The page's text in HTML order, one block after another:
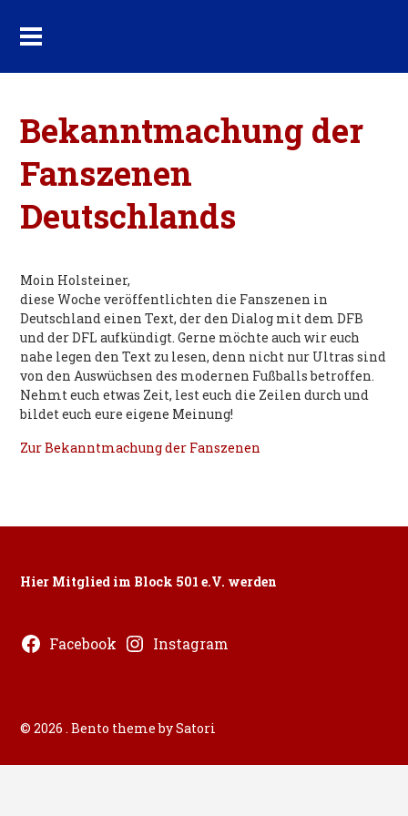
Bekanntmachung der
Fanszenen
Deutschlands
Moin Holsteiner,
diese Woche veröffentlichten die Fanszenen in
Deutschland einen Text, der den Dialog mit dem DFB
und der DFL aufkündigt. Gerne möchte auch wir euch
nahe legen den Text zu lesen, denn nicht nur Ultras sind
von den Auswüchsen des modernen Fußballs betroffen.
Nehmt euch etwas Zeit, lest euch die Zeilen durch und
bildet euch eure eigene Meinung!
Zur Bekanntmachung der Fanszenen
Hier Mitglied im Block 501 e.V. werden
Facebook Instagram
© 2026 . Bento theme by Satori